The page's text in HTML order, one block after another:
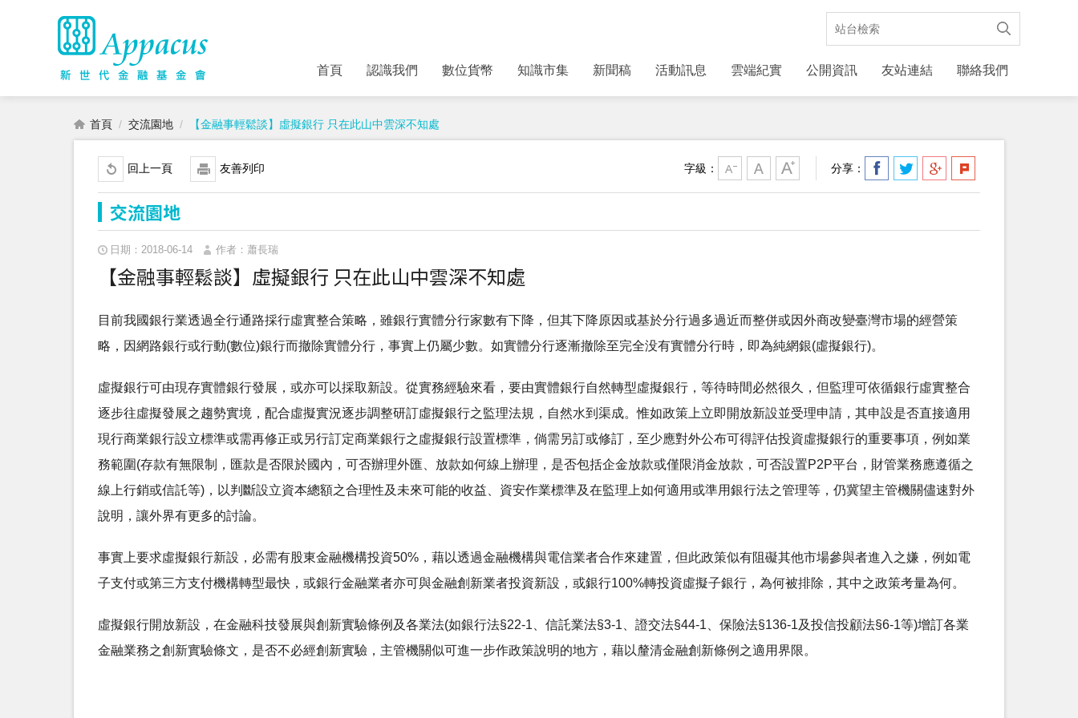
首頁 認識我們 數位貨幣 知識市集 新聞稿 活動訊息 雲端紀實 公開資訊 友站連結 聯絡我們
首頁 交流園地 【金融事輕鬆談】虛擬銀行 只在此山中雲深不知處
回上一頁 友善列印 字級： 分享：
交流園地
日期：2018-06-14 作者：蕭長瑞
【金融事輕鬆談】虛擬銀行 只在此山中雲深不知處
目前我國銀行業透過全行通路採行虛實整合策略，雖銀行實體分行家數有下降，但其下降原因或基於分行過多過近而整併或因外商改變臺灣市場的經營策
略，因網路銀行或行動(數位)銀行而撤除實體分行，事實上仍屬少數。如實體分行逐漸撤除至完全没有實體分行時，即為純網銀(虛擬銀行)。
虛擬銀行可由現存實體銀行發展，或亦可以採取新設。從實務經驗來看，要由實體銀行自然轉型虛擬銀行，等待時間必然很久，但監理可依循銀行虛實整合
逐步往虛擬發展之趨勢實境，配合虛擬實況逐步調整研訂虛擬銀行之監理法規，自然水到渠成。惟如政策上立即開放新設並受理申請，其申設是否直接適用
現行商業銀行設立標準或需再修正或另行訂定商業銀行之虛擬銀行設置標準，倘需另訂或修訂，至少應對外公布可得評估投資虛擬銀行的重要事項，例如業
務範圍(存款有無限制，匯款是否限於國內，可否辦理外匯、放款如何線上辦理，是否包括企金放款或僅限消金放款，可否設置P2P平台，財管業務應遵循之
線上行銷或信託等)，以判斷設立資本總額之合理性及未來可能的收益、資安作業標準及在監理上如何適用或準用銀行法之管理等，仍冀望主管機關儘速對外
說明，讓外界有更多的討論。
事實上要求虛擬銀行新設，必需有股東金融機構投資50%，藉以透過金融機構與電信業者合作來建置，但此政策似有阻礙其他市場參與者進入之嫌，例如電
子支付或第三方支付機構轉型最快，或銀行金融業者亦可與金融創新業者投資新設，或銀行100%轉投資虛擬子銀行，為何被排除，其中之政策考量為何。
虛擬銀行開放新設，在金融科技發展與創新實驗條例及各業法(如銀行法§22-1、信託業法§3-1、證交法§44-1、保險法§136-1及投信投顧法§6-1等)增訂各業
金融業務之創新實驗條文，是否不必經創新實驗，主管機關似可進一步作政策說明的地方，藉以釐清金融創新條例之適用界限。